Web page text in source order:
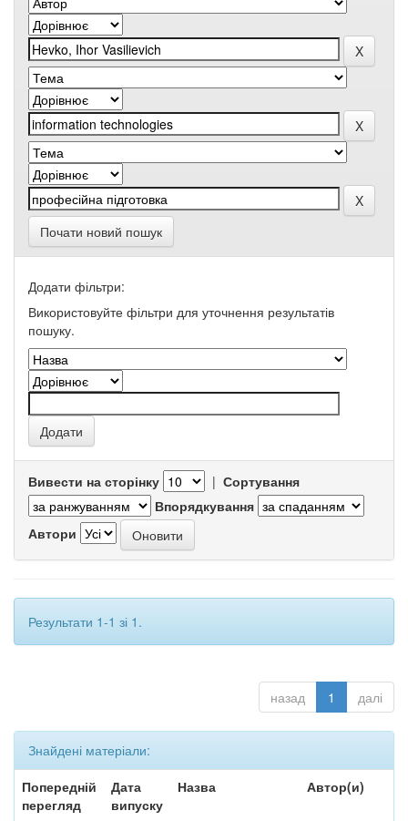
Почати новий пошук
Додати фільтри:
Використовуйте фільтри для уточнення результатів
пошуку.
Вивести на сторінку | Сортування
Впорядкування
Автори
Результати 1-1 зі 1.
назад 1 далі
Знайдені матеріали:
Попередній
перегляд
Дата
випуску
Назва Автор(и)